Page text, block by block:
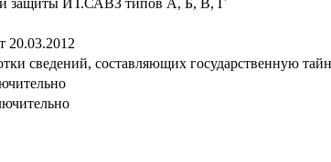
сведений, составляющих государственную